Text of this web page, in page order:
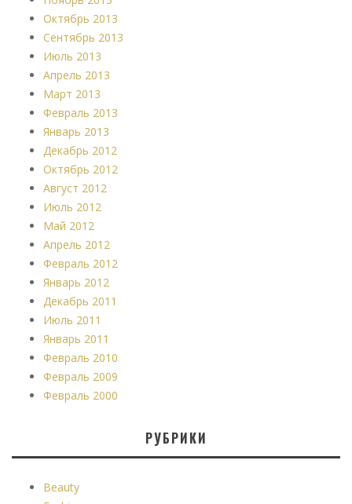
Октябрь 2013
Сентябрь 2013
Июль 2013
Апрель 2013
Март 2013
Февраль 2013
Январь 2013
Декабрь 2012
Октябрь 2012
Август 2012
Июль 2012
Май 2012
Апрель 2012
Февраль 2012
Январь 2012
Декабрь 2011
Июль 2011
Январь 2011
Февраль 2010
Февраль 2009
Февраль 2000
РУБРИКИ
Beauty